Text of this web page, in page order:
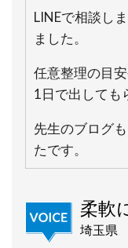
LINEで相談し
ました。
任意整理の目
1日で出しても
先生のブログ
たです。
柔軟
埼玉県